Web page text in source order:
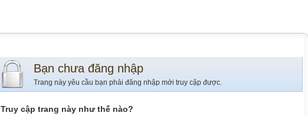
Bạn chưa đăng nhập
Trang này yêu cầu bạn phải đăng nhập mới truy cập được.
Truy cập trang này như thế nào?